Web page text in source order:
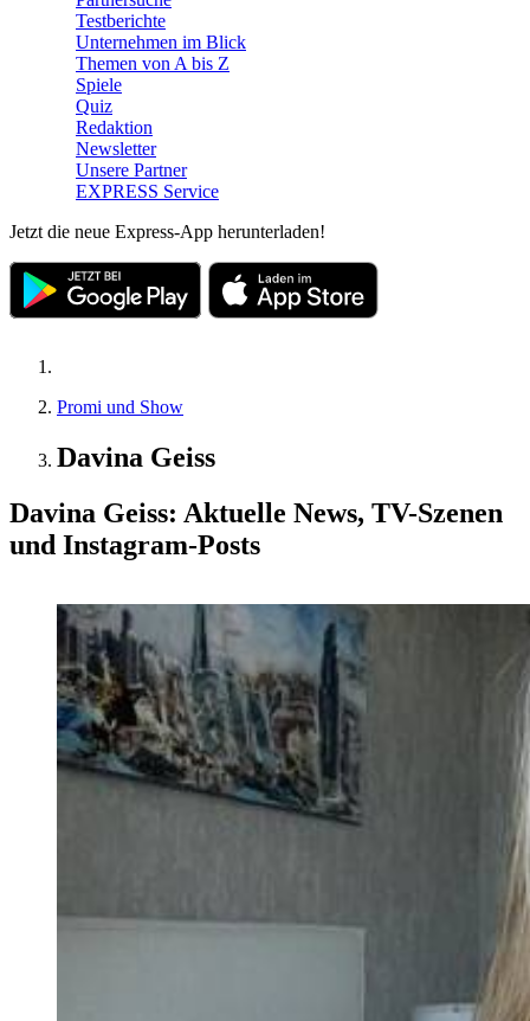
Testberichte
Unternehmen im Blick
Themen von A bis Z
Spiele
Quiz
Redaktion
Newsletter
Unsere Partner
EXPRESS Service
Jetzt die neue Express-App herunterladen!
Promi und Show
Davina Geiss
Davina Geiss: Aktuelle News, TV-Szenen
und Instagram-Posts